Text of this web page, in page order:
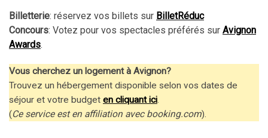
Billetterie: réservez vos billets sur BilletRéduc
Concours: Votez pour vos spectacles préférés sur Avignon
Awards.
Vous cherchez un logement à Avignon?
Trouvez un hébergement disponible selon vos dates de
séjour et votre budget en cliquant ici
(Ce service est en affiliation avec booking.com).